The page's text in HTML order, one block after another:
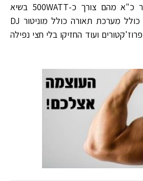
מארבעה רמקולים אשר כ"א מהם צורך כ-500WATT בשיא
(וכמובן עבדו בשיאם), כולל מערכת תאורה כולל מוניטור DJ
מיקסרים קונטרולר DJ פרוז'קטורים ועוד החזיקו בלי חצי נפילה